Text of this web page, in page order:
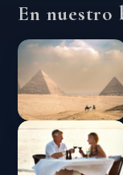
En nuestro